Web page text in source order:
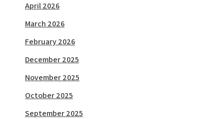
April 2026
March 2026
February 2026
December 2025
November 2025
October 2025
September 2025